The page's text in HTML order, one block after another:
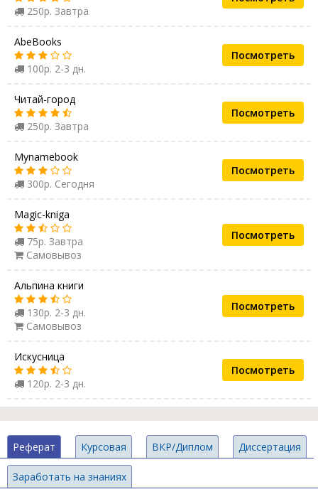
250р. Завтра
AbeBooks
100р. 2-3 дн.
Посмотреть
Читай-город
250р. Завтра
Посмотреть
Mynamebook
300р. Сегодня
Посмотреть
Magic-kniga
75р. Завтра
Самовывоз
Посмотреть
Альпина книги
130р. 2-3 дн.
Самовывоз
Посмотреть
Искусница
120р. 2-3 дн.
Посмотреть
Реферат Курсовая ВКР/Диплом Диссертация
Заработать на знаниях